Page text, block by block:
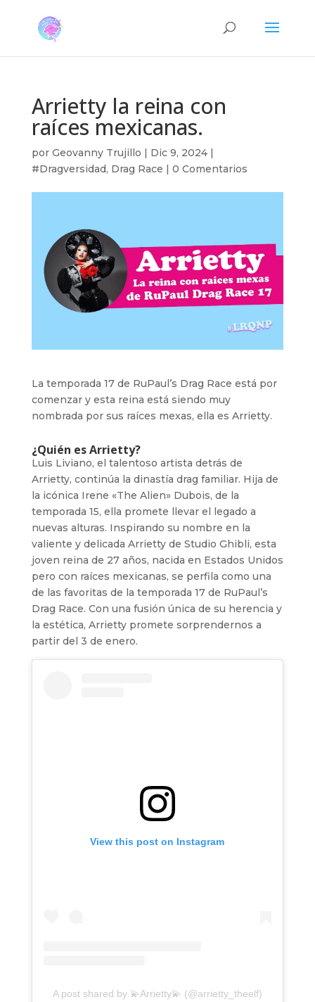
Arrietty la reina con
raíces mexicanas.
por Geovanny Trujillo | Dic 9, 2024|
#Dragversidad, Drag Race | 0 Comentarios
La temporada 17 de RuPaul’s Drag Race está por
comenzar y esta reina está siendo muy
nombrada por sus raíces mexas, ella es Arrietty.
¿Quién es Arrietty?
Luis Liviano, el talentoso artista detrás de
Arrietty, continúa la dinastía drag familiar. Hija de
la icónica Irene «The Alien» Dubois, de la
temporada 15, ella promete llevar el legado a
nuevas alturas. Inspirando su nombre en la
valiente y delicada Arrietty de Studio Ghibli, esta
joven reina de 27 años, nacida en Estados Unidos
pero con raíces mexicanas, se perfila como una
de las favoritas de la temporada 17 de RuPaul’s
Drag Race. Con una fusión única de su herencia y
la estética, Arrietty promete sorprendernos a
partir del 3 de enero.
View this post on Instagram
A post shared by 💫Arrietty💫 (@arrietty_theelf)